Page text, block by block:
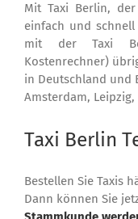
Mit Taxi Berlin,
einfach und
mit der Taxi
Kostenrechner)
in Deutschland und
Amsterdam,
Taxi Berlin
Bestellen Sie Taxis
Dann können Sie